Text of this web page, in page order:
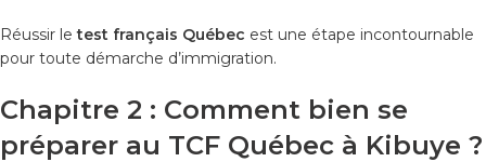
Réussir letest français Québec est une étape incontournable
pour toute démarche d’immigration.
Chapitre 2 : Comment bien se
préparer au TCF Québec à Kibuye ?